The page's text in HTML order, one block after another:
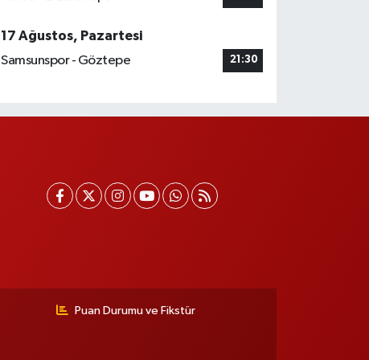
17 Ağustos, Pazartesi
Samsunspor - Göztepe
21:30
Puan Durumu ve Fikstür